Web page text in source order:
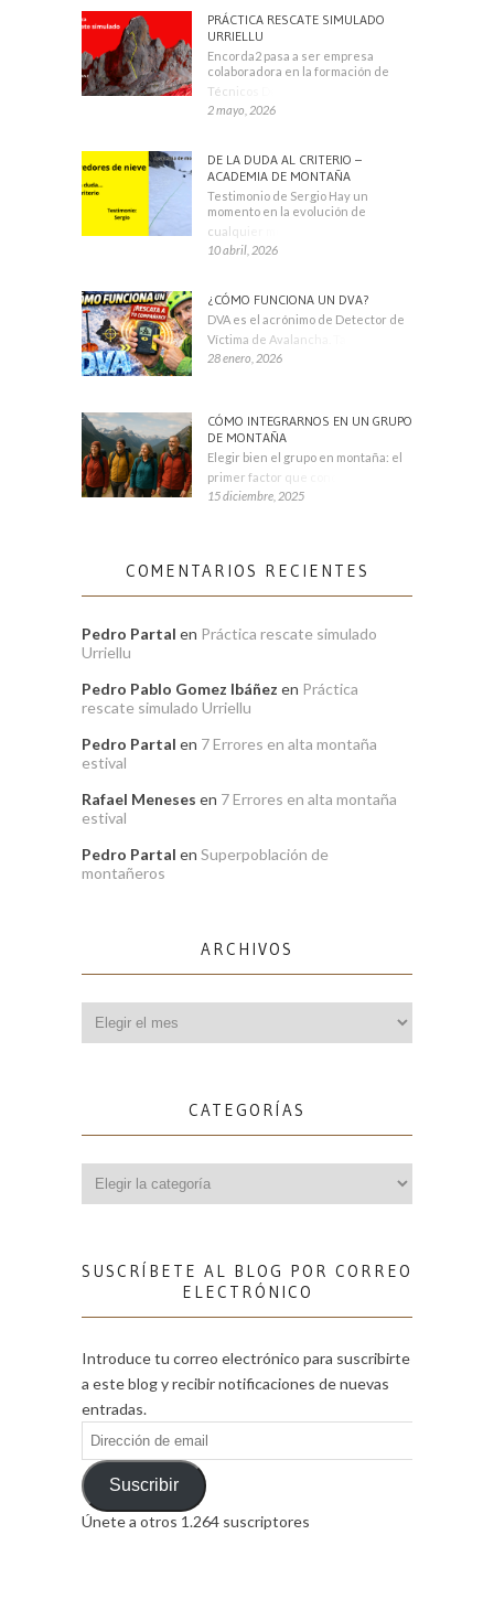
PRÁCTICA RESCATE SIMULADO
URRIELLU
Encorda2 pasa a ser empresa
colaboradora en la formación de
Técnicos Deportivos
2 mayo, 2026
DE LA DUDA AL CRITERIO –
ACADEMIA DE MONTAÑA
Testimonio de Sergio Hay un
momento en la evolución de
cualquier montañero
10 abril, 2026
¿CÓMO FUNCIONA UN DVA?
DVA es el acrónimo de Detector de
Víctima de Avalancha. También se
28 enero, 2026
CÓMO INTEGRARNOS EN UN GRUPO
DE MONTAÑA
Elegir bien el grupo en montaña: el
primer factor que condiciona tu
15 diciembre, 2025
COMENTARIOS RECIENTES
Pedro Partal en Práctica rescate simulado
Urriellu
Pedro Pablo Gomez Ibáñez en Práctica
rescate simulado Urriellu
Pedro Partal en 7 Errores en alta montaña
estival
Rafael Meneses en 7 Errores en alta montaña
estival
Pedro Partal en Superpoblación de
montañeros
ARCHIVOS
CATEGORÍAS
SUSCRÍBETE AL BLOG POR CORREO
ELECTRÓNICO
Introduce tu correo electrónico para suscribirte
a este blog y recibir notificaciones de nuevas
entradas.
Dirección
de
emailSuscribir
Únete a otros 1.264 suscriptores